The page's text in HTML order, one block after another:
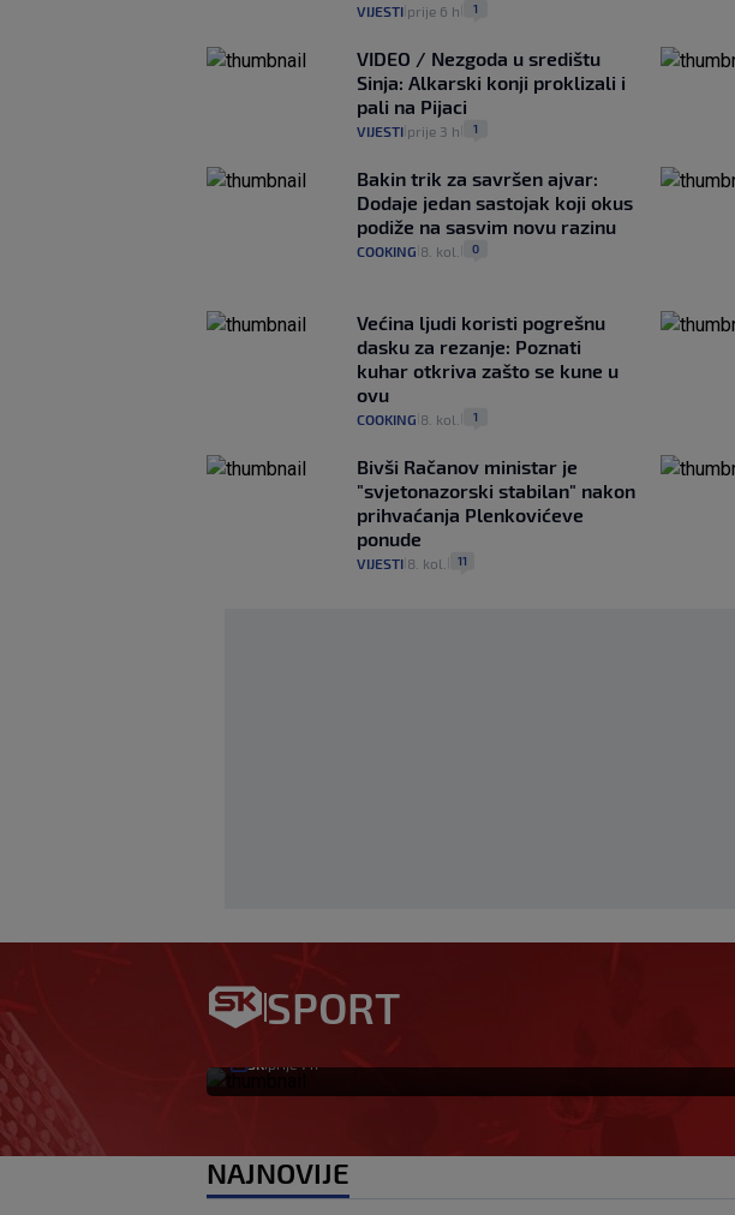
VIJESTI prije 6 h 1
VIDEO / Nezgoda u središtu
Sinja: Alkarski konji proklizali i
pali na Pijaci
VIJESTI prije 3 h 1
Bakin trik za savršen ajvar:
Dodaje jedan sastojak koji okus
podiže na sasvim novu razinu
COOKING 8. kol. 0
Većina ljudi koristi pogrešnu
dasku za rezanje: Poznati
kuhar otkriva zašto se kune u
ovu
COOKING 8. kol. 1
Bivši Račanov ministar je
"svjetonazorski stabilan" nakon
prihvaćanja Plenkovićeve
ponude
VIJESTI 8. kol. 11
SPORT
VIDEO / Hrvat zabio u debiju u
Njemačkoj! Pogledajte
pogodak
SK prije 1 h
NAJNOVIJE